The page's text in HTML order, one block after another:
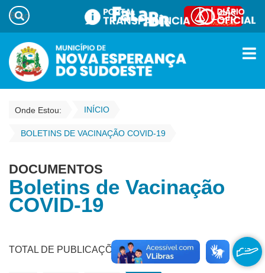
Onde Estou: INÍCIO
BOLETINS DE VACINAÇÃO COVID-19
DOCUMENTOS
Boletins de Vacinação
COVID-19
TOTAL DE PUBLICAÇÕES - 24